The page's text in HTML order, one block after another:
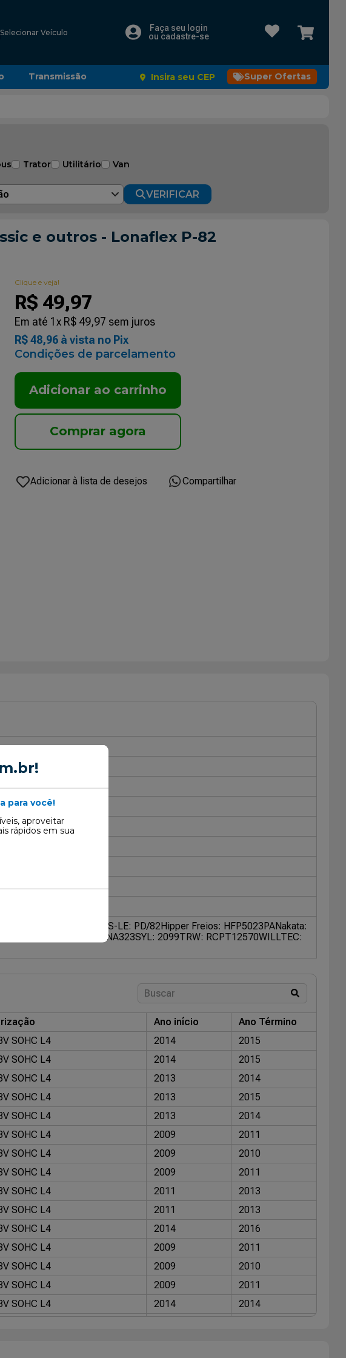
para você!
aproveitar
rápidos em sua
Selecionar Veículo
Faça seu login
ou cadastre-se
Transmissão Insira seu CEP Super Ofertas
Trator Utilitário Van
VERIFICAR
e outros - Lonaflex P-82
Clique e veja!
R$ 49,97
Em até 1 x R$ 49,97 sem juros
R$ 48,96à vista no Pix
Condições de parcelamento
Adicionar ao carrinho
Compartilhar
FRAS-LE: PD/82Hipper Freios: HFP5023PANakata:
SPEED BRAKE: SNA323SYL: 2099TRW: RCPT12570WILLTEC:
Ano início
Ano Término
SOHC L4 2014
2015
SOHC L4 2014
2015
SOHC L4 2013
2014
SOHC L4 2013
2015
SOHC L4 2013
2014
SOHC L4 2009
2011
SOHC L4 2009
2010
SOHC L4 2009
2011
SOHC L4 2011
2013
SOHC L4 2011
2013
SOHC L4 2014
2016
SOHC L4 2009
2011
SOHC L4 2009
2010
SOHC L4 2009
2011
SOHC L4 2014
2014